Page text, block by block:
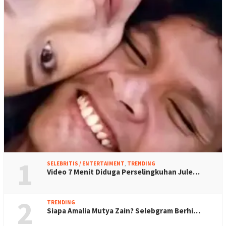
1 SELEBRITIS / ENTERTAIMENT, TRENDING
Video 7 Menit Diduga Perselingkuhan Jule…
2 TRENDING
Siapa Amalia Mutya Zain? Selebgram Berhi…